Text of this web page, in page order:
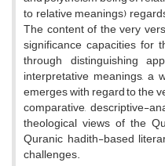
to relative meanings)
The content of the very
significance capacities for
through distinguishing
interpretative meanings, a
emerges with regard to the
comparative, descriptive-
theological views of the
Quranic hadith-based
challenges.